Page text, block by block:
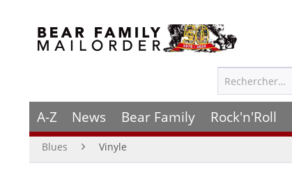
A-Z News Bear Family Rock'n'Roll
Blues Vinyle